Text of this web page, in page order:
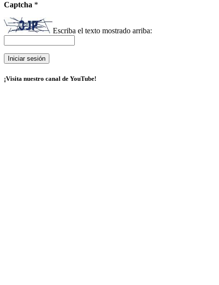
Captcha *
Escriba el texto mostrado arriba:
¡Visita nuestro canal de YouTube!